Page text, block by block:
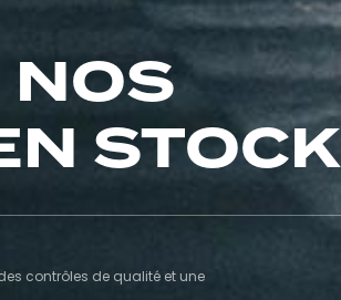
STOCK
contrôles de qualité et une